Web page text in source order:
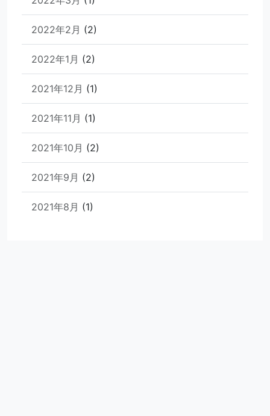
2022年2月 (2)
2022年1月 (2)
2021年12月 (1)
2021年11月 (1)
2021年10月 (2)
2021年9月 (2)
2021年8月 (1)